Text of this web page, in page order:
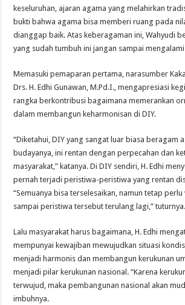
keseluruhan, ajaran agama yang melahirkan
bukti bahwa agama bisa memberi ruang pada
dianggap baik. Atas keberagaman ini, Wahyudi
yang sudah tumbuh ini jangan sampai
Memasuki pemaparan pertama, narasumber
Drs. H. Edhi Gunawan, M.Pd.I., mengapresiasi
rangka berkontribusi bagaimana memerankan
dalam membangun keharmonisan di DIY.
“Diketahui, DIY yang sangat luar biasa beragam
budayanya, ini rentan dengan perpecahan dan
masyarakat,” katanya. Di DIY sendiri, H. Edhi
pernah terjadi peristiwa-peristiwa yang rentan
“Semuanya bisa terselesaikan, namun tetap
sampai peristiwa tersebut terulang lagi,” tuturnya.
Lalu masyarakat harus bagaimana, H. Edhi
mempunyai kewajiban mewujudkan situasi
menjadi harmonis dan membangun kerukunan
menjadi pilar kerukunan nasional. “Karena
terwujud, maka pembangunan nasional akan
imbuhnya.